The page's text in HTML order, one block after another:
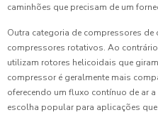
caminhões que precisam de um
Outra categoria de compressores
compressores rotativos. Ao
utilizam rotores helicoidais que
compressor é geralmente mais
oferecendo um fluxo contínuo de ar
escolha popular para aplicações